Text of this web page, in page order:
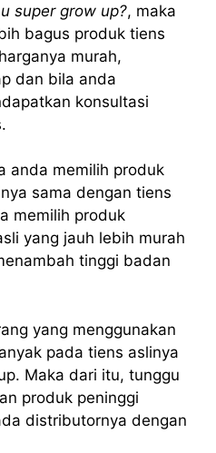
super grow up?, maka
bagus produk tiens
murah,
dan bila anda
konsultasi
anda memilih produk
sama dengan tiens
memilih produk
yang jauh lebih murah
tinggi badan
yang menggunakan
pada tiens aslinya
Maka dari itu, tunggu
produk peninggi
distributornya dengan